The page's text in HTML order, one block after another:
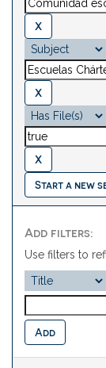
Start a new
Add filters:
Use filters to